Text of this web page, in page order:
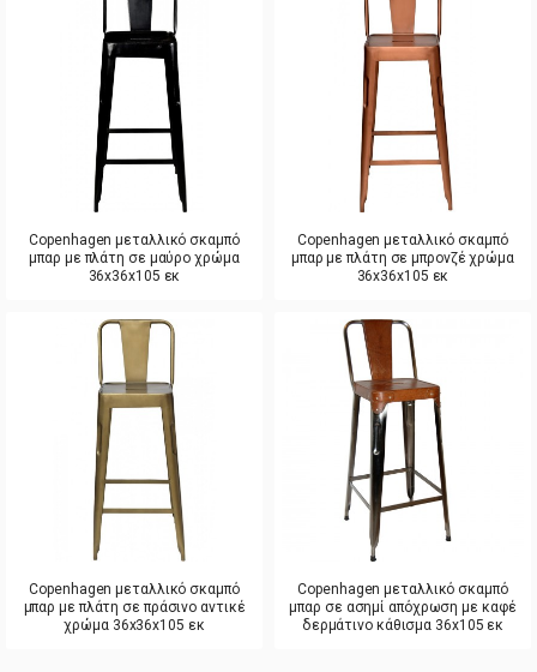
Copenhagen μεταλλικό σκαμπό
μπαρ με πλάτη σε μαύρο χρώμα
36x36x105 εκ
Copenhagen μεταλλικό σκαμπό
μπαρ με πλάτη σε μπρονζέ χρώμα
36x36x105 εκ
Copenhagen μεταλλικό σκαμπό
μπαρ με πλάτη σε πράσινο αντικέ
χρώμα 36x36x105 εκ
Copenhagen μεταλλικό σκαμπό
μπαρ σε ασημί απόχρωση με καφέ
δερμάτινο κάθισμα 36x105 εκ